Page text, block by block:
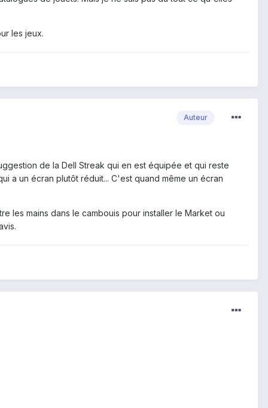
les jeux.
Auteur
de la Dell Streak qui en est équipée et qui reste
a un écran plutôt réduit... C'est quand même un écran
les mains dans le cambouis pour installer le Market ou